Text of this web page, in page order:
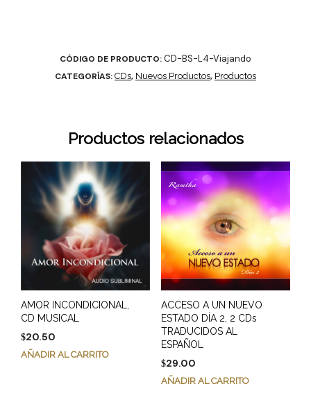
CÓDIGO DE PRODUCTO:CD-BS-L4-Viajando
CATEGORÍAS: CDs, Nuevos Productos, Productos
Productos relacionados
AMOR INCONDICIONAL,
CD MUSICAL
$20.50
AÑADIR AL CARRITO
ACCESO A UN NUEVO
ESTADO DÍA 2, 2 CDs
TRADUCIDOS AL
ESPAÑOL
$29.00
AÑADIR AL CARRITO